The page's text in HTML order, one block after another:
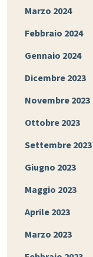
Marzo 2024
Febbraio 2024
Gennaio 2024
Dicembre 2023
Novembre 2023
Ottobre 2023
Settembre 2023
Giugno 2023
Maggio 2023
Aprile 2023
Marzo 2023